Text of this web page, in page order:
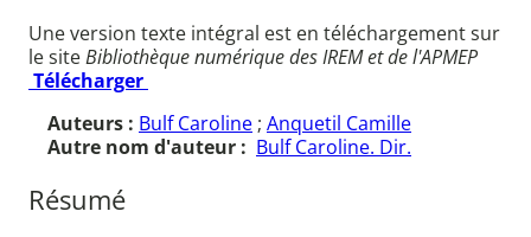
Une version texte intégral est en téléchargement sur
le siteBibliothèque numérique des IREM et de l'APMEP
Télécharger
Auteurs : Bulf Caroline ; Anquetil Camille
Autre nom d'auteur : Bulf Caroline. Dir.
Résumé